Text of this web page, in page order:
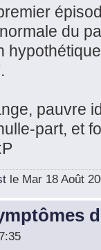
du
pauvre
part, et
le Mar 18 Août